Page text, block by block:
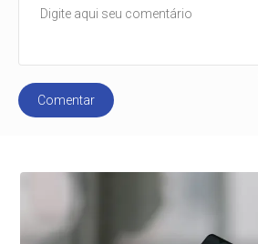
Comentar